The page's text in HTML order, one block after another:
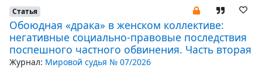
Статья
Обоюдная «драка» в женском коллективе:
негативные социально-правовые последствия
поспешного частного обвинения. Часть вторая
Журнал: Мировой судья № 07/2026